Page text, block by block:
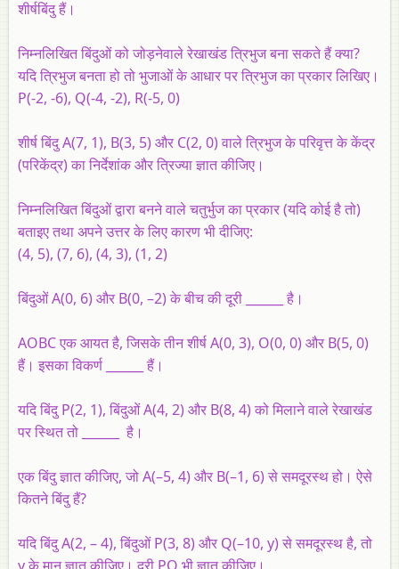
शीर्षबिंदु हैं।
निम्नलिखित बिंदुओं को जोड़नेवाले रेखाखंड त्रिभुज बना सकते हैं क्या?
यदि त्रिभुज बनता हो तो भुजाओं के आधार पर त्रिभुज का प्रकार लिखिए।
P(-2, -6), Q(-4, -2), R(-5, 0)
शीर्ष बिंदु A(7, 1), B(3, 5) और C(2, 0) वाले त्रिभुज के परिवृत्त के केंद्र
(परिकेंद्र) का निर्देशांक और त्रिज्या ज्ञात कीजिए।
निम्नलिखित बिंदुओं द्वारा बनने वाले चतुर्भुज का प्रकार (यदि कोई है तो)
बताइए तथा अपने उत्तर के लिए कारण भी दीजिए:
(4, 5), (7, 6), (4, 3), (1, 2)
बिंदुओं A(0, 6) और B(0, –2) के बीच की दूरी ______ है।
AOBC एक आयत है, जिसके तीन शीर्ष A(0, 3), O(0, 0) और B(5, 0)
हैं। इसका विकर्ण ______ हैं।
यदि बिंदु P(2, 1), बिंदुओं A(4, 2) और B(8, 4) को मिलाने वाले रेखाखंड
पर स्थित तो ______ है।
एक बिंदु ज्ञात कीजिए, जो A(–5, 4) और B(–1, 6) से समदूरस्थ हो। ऐसे
कितने बिंदु हैं?
यदि बिंदु A(2, – 4), बिंदुओं P(3, 8) और Q(–10, y) से समदूरस्थ है, तो
y के मान ज्ञात कीजिए। दूरी PQ भी ज्ञात कीजिए।